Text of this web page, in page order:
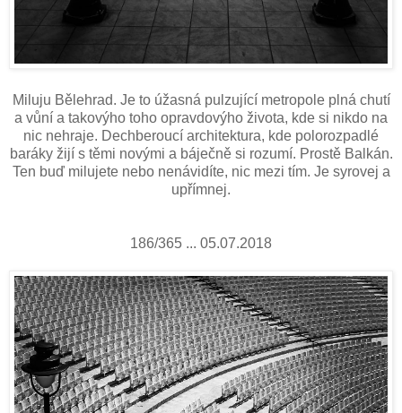
Miluju Bělehrad. Je to úžasná pulzující metropole plná chutí
a vůní a takovýho toho opravdovýho života, kde si nikdo na
nic nehraje. Dechberoucí architektura, kde polorozpadlé
baráky žijí s těmi novými a báječně si rozumí. Prostě Balkán.
Ten buď milujete nebo nenávidíte, nic mezi tím. Je syrovej a
upřímnej.
186/365 ... 05.07.2018